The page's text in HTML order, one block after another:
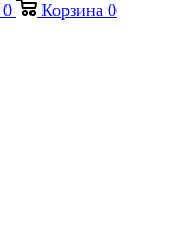
0 Корзина 0